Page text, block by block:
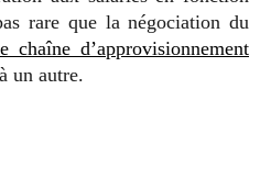
rare que la négociation du
chaîne d’approvisionnement
un autre.